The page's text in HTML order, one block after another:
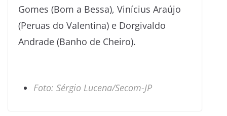
Gomes (Bom a Bessa), Vinícius Araújo
(Peruas do Valentina) e Dorgivaldo
Andrade (Banho de Cheiro).
Foto: Sérgio Lucena/Secom-JP